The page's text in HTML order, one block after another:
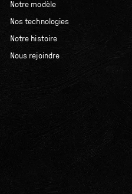
Notre modèle
Nos technologies
Notre histoire
Nous rejoindre